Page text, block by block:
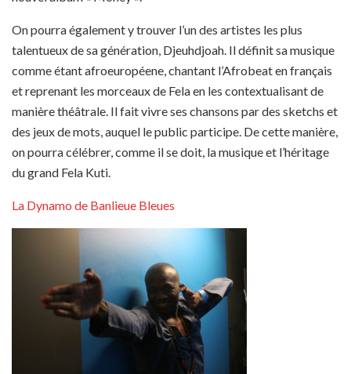
On pourra également y trouver l’un des artistes les plus
talentueux de sa génération, Djeuhdjoah. Il définit sa musique
comme étant afroeuropéene, chantant l’Afrobeat en français
et reprenant les morceaux de Fela en les contextualisant de
manière théâtrale. Il fait vivre ses chansons par des sketchs et
des jeux de mots, auquel le public participe. De cette manière,
on pourra célébrer, comme il se doit, la musique et l’héritage
du grand Fela Kuti.
La Dynamo de Banlieue Bleues